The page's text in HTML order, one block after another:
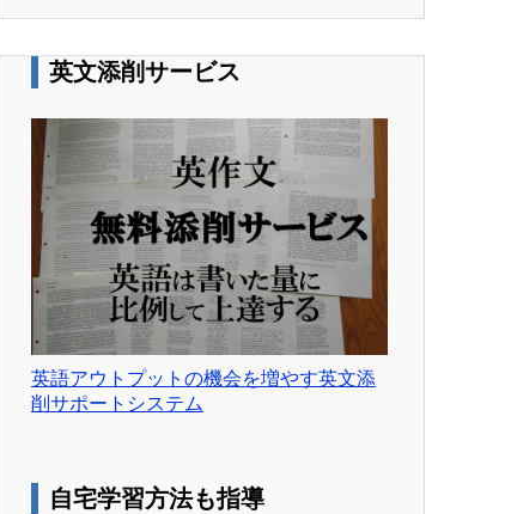
英文添削サービス
英語アウトプットの機会を増やす英文添
削サポートシステム
自宅学習方法も指導